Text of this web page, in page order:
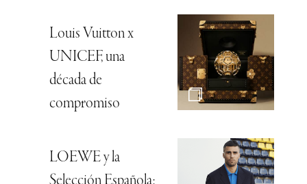
Louis Vuitton x
UNICEF, una
década de
compromiso
LOEWE y la